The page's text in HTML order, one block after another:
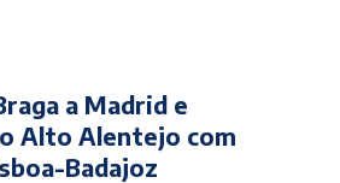
a Madrid e
Alto Alentejo com
Badajoz